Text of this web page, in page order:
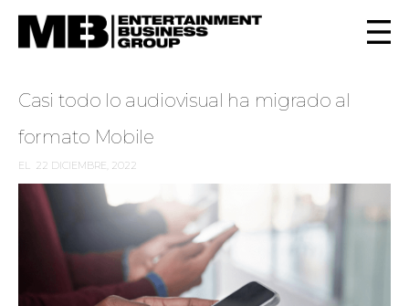
Casi todo lo audiovisual ha migrado al
formato Mobile
EL 22 DICIEMBRE, 2022